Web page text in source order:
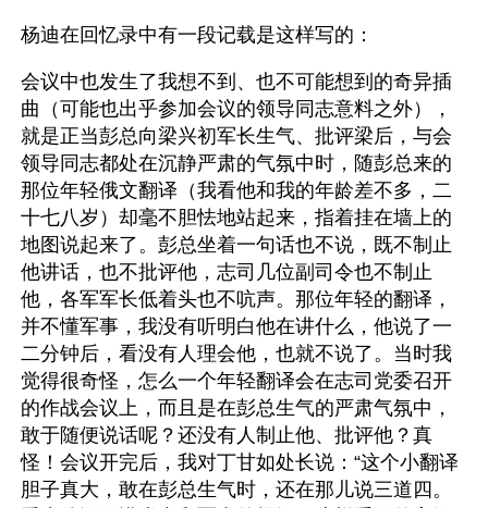
杨迪在回忆录中有一段记载是这样写的：
会议中也发生了我想不到、也不可能想到的奇异插
曲（可能也出乎参加会议的领导同志意料之外），
就是正当彭总向梁兴初军长生气、批评梁后，与会
领导同志都处在沉静严肃的气氛中时，随彭总来的
那位年轻俄文翻译（我看他和我的年龄差不多，二
十七八岁）却毫不胆怯地站起来，指着挂在墙上的
地图说起来了。彭总坐着一句话也不说，既不制止
他讲话，也不批评他，志司几位副司令也不制止
他，各军军长低着头也不吭声。那位年轻的翻译，
并不懂军事，我没有听明白他在讲什么，他说了一
二分钟后，看没有人理会他，也就不说了。当时我
觉得很奇怪，怎么一个年轻翻译会在志司党委召开
的作战会议上，而且是在彭总生气的严肃气氛中，
敢于随便说话呢？还没有人制止他、批评他？真
怪！会议开完后，我对丁甘如处长说：“这个小翻译
胆子真大，敢在彭总生气时，还在那儿说三道四。